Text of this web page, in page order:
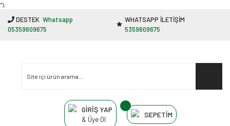
"');
DESTEK Whatsapp
05359609675
WHATSAPP İLETİŞİM
5359609675
GİRİŞ YAP
& Üye Ol
SEPETİM